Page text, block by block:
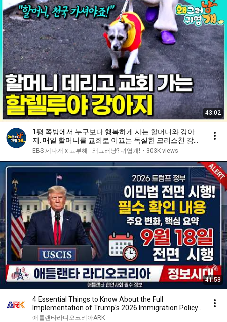
43:02
1평 쪽방에서 누구보다 행복하게 사는 할머니와 강아
지. 매일 할머니를 교회로 이끄는 독실한 크리스천 강아
지│#왜그러냥귀엽개
EBS 세나개 x 고부해 - 왜그러냥? 귀엽개! • 303K views
41:53
4 Essential Things to Know About the Full
Implementation of Trump's 2026 Immigration Policy!!
#At...
애틀랜타라디오코리아ARK